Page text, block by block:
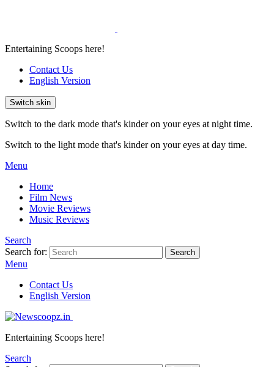
Entertaining Scoops here!
Contact Us
English Version
Switch skin
Switch to the dark mode that's kinder on your eyes at night time.
Switch to the light mode that's kinder on your eyes at day time.
Menu
Home
Film News
Movie Reviews
Music Reviews
Search
Search for:
Search
Menu
Contact Us
English Version
Entertaining Scoops here!
Search